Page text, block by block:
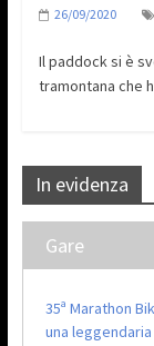
26/09/2020
Il paddock si è
tramontana che
In evidenza
Gare
35ª Marathon
una